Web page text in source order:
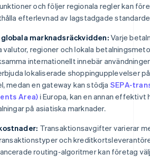
och följer regionala regler kan
efterlevnad av lagstadgade
marknadsräckvidden: Varje
valutor, regioner och lokala
internationellt innebär
lokaliserade shoppingupplevelser
medan en gateway kan stödja SEPA-
Area) i Europa, kan en annan effektivt
på asiatiska marknader.
Transaktionsavgifter varierar
och
routing-algoritmer kan företag